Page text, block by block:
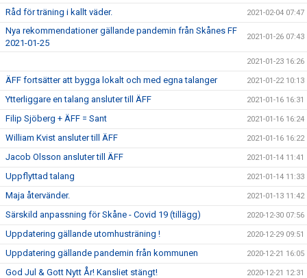
Råd för träning i kallt väder. 2021-02-04 07:47
Nya rekommendationer gällande pandemin från Skånes FF
2021-01-25
2021-01-26 07:43
2021-01-23 16:26
ÄFF fortsätter att bygga lokalt och med egna talanger 2021-01-22 10:13
Ytterliggare en talang ansluter till ÄFF 2021-01-16 16:31
Filip Sjöberg + ÄFF = Sant 2021-01-16 16:24
William Kvist ansluter till ÄFF 2021-01-16 16:22
Jacob Olsson ansluter till ÄFF 2021-01-14 11:41
Uppflyttad talang 2021-01-14 11:33
Maja återvänder. 2021-01-13 11:42
Särskild anpassning för Skåne - Covid 19 (tillägg) 2020-12-30 07:56
Uppdatering gällande utomhusträning ! 2020-12-29 09:51
Uppdatering gällande pandemin från kommunen 2020-12-21 16:05
God Jul & Gott Nytt År! Kansliet stängt! 2020-12-21 12:31